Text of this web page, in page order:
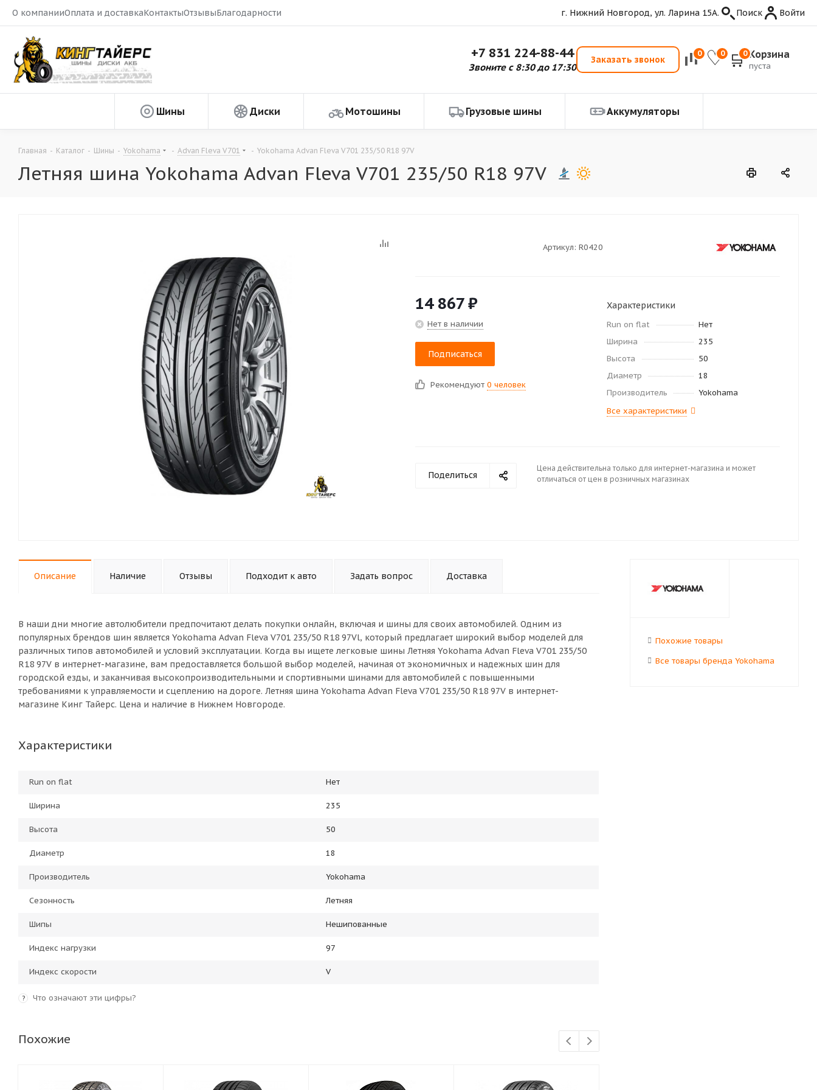
О компанииОплата и доставкаКонтактыОтзывыБлагодарности г. Нижний Новгород, ул. Ларина 15А. Поиск Войти
+7 831 224-88-44
Звоните с 8:30 до 17:30
Заказать звонок
0 0 0 Корзина
пуста
Шины Диски Мотошины Грузовые шины Аккумуляторы
Главная - Каталог - Шины - Yokohama - Advan Fleva V701 - Yokohama Advan Fleva V701 235/50 R18 97V
Летняя шина Yokohama Advan Fleva V701 235/50 R18 97V
Артикул: R0420
14 867₽
Нет в наличии
Подписаться
Рекомендуют 0 человек
Характеристики
Run on flat
Нет
Ширина
235
Высота
50
Диаметр
18
Производитель
Yokohama
Все характеристики
Поделиться
Цена действительна только для интернет-магазина и может
отличаться от цен в розничных магазинах
Описание Наличие Отзывы Подходит к авто Задать вопрос Доставка
В наши дни многие автолюбители предпочитают делать покупки онлайн, включая и шины для своих автомобилей. Одним из
популярных брендов шин является Yokohama Advan Fleva V701 235/50 R18 97Vl, который предлагает широкий выбор моделей для
различных типов автомобилей и условий эксплуатации. Когда вы ищете легковые шины Летняя Yokohama Advan Fleva V701 235/50
R18 97V в интернет-магазине, вам предоставляется большой выбор моделей, начиная от экономичных и надежных шин для
городской езды, и заканчивая высокопроизводительными и спортивными шинами для автомобилей с повышенными
требованиями к управляемости и сцеплению на дороге. Летняя шина Yokohama Advan Fleva V701 235/50 R18 97V в интернет-
магазине Кинг Тайерс. Цена и наличие в Нижнем Новгороде.
Характеристики
Run on flat Нет
Ширина 235
Высота 50
Диаметр 18
Производитель Yokohama
Сезонность Летняя
Шипы Нешипованные
Индекс нагрузки 97
Индекс скорости V
? Что означают эти цифры?
Похожие
Похожие товары
Все товары бренда Yokohama